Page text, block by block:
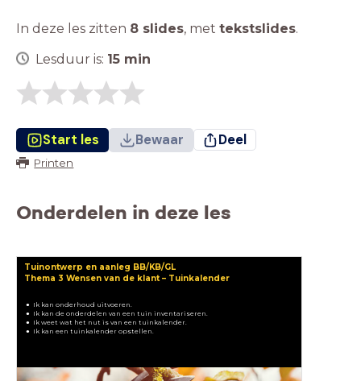
In deze les zitten 8 slides, met tekstslides.
Lesduur is: 15 min
Start les Bewaar Deel
Printen
Onderdelen in deze les
Ik kan onderhoud uitvoeren.
Ik kan de onderdelen van een tuin inventariseren.
Ik weet wat het nut is van een tuinkalender.
Ik kan een tuinkalender opstellen.
Tuinontwerp en aanleg BB/KB/GL
Thema 3 Wensen van de klant– Tuinkalender